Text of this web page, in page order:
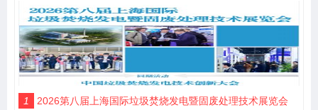
1 2026第八届上海国际垃圾焚烧发电暨固废处理技术展览会